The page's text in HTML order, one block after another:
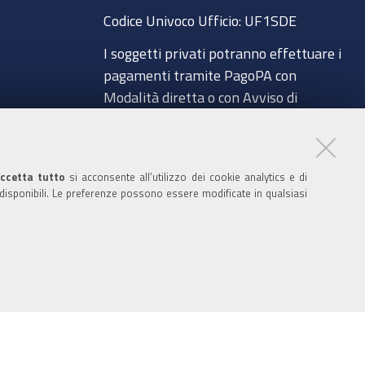
tutto si acconsente all’utilizzo dei cookie analytics e di
Le preferenze possono essere modificate in qualsiasi
o
e
Codice Univoco Ufficio: UF1SDE
I soggetti privati potranno effettuare i
pagamenti tramite PagoPA con
Modalità diretta o con Avviso di
Codice IBAN per le pubbliche
amministrazioni comprese nel regime di